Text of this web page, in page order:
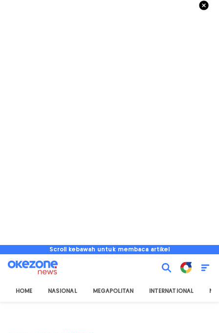
Scroll kebawah untuk membaca artikel
HOME NASIONAL MEGAPOLITAN INTERNATIONAL